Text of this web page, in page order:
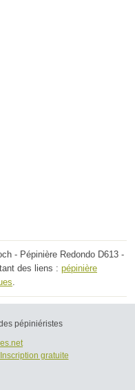
- Pépinière Redondo D613 -
des liens : pépinière
pépiniéristes
Inscription gratuite